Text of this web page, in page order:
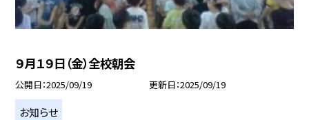
９月１９日（金）全校朝会
公開日 2025/09/19 更新日 2025/09/19
お知らせ